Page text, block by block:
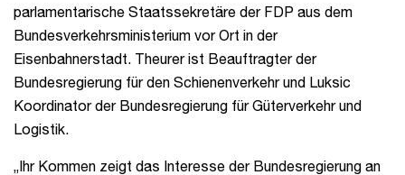
parlamentarische Staatssekretäre der FDP aus dem
Bundesverkehrsministerium vor Ort in der
Eisenbahnerstadt. Theurer ist Beauftragter der
Bundesregierung für den Schienenverkehr und Luksic
Koordinator der Bundesregierung für Güterverkehr und
Logistik.
„Ihr Kommen zeigt das Interesse der Bundesregierung an